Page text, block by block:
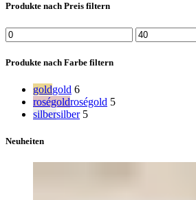
Produkte nach Preis filtern
Min.
Preis
Max.
Preis
Produkte nach Farbe filtern
goldgold 6
roségoldroségold 5
silbersilber 5
Neuheiten